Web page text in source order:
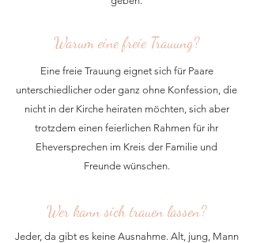
Warum eine freie Trauung?
Eine freie Trauung eignet sich für Paare
unterschiedlicher oder ganz ohne Konfession, die
nicht in der Kirche heiraten möchten, sich aber
trotzdem einen feierlichen Rahmen für ihr
Eheversprechen im Kreis der Familie und
Freunde wünschen.
Wer kann sich trauen lassen?
Jeder, da gibt es keine Ausnahme. Alt, jung, Mann